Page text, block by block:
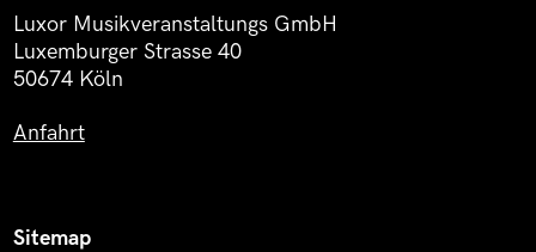
Luxor Musikveranstaltungs GmbH
Luxemburger Strasse 40
50674 Köln
Anfahrt
Sitemap